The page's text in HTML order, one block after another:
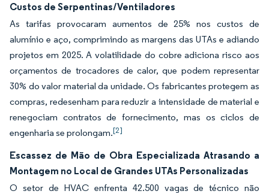
Custos de Serpentinas/Ventiladores
As tarifas provocaram aumentos de 25% nos custos de
alumínio e aço, comprimindo as margens das UTAs e adiando
projetos em 2025. A volatilidade do cobre adiciona risco aos
orçamentos de trocadores de calor, que podem representar
30% do valor material da unidade. Os fabricantes protegem as
compras, redesenham para reduzir a intensidade de material e
renegociam contratos de fornecimento, mas os ciclos de
engenharia se prolongam.[2]
Escassez de Mão de Obra Especializada Atrasando a
Montagem no Local de Grandes UTAs Personalizadas
O setor de HVAC enfrenta 42.500 vagas de técnico não